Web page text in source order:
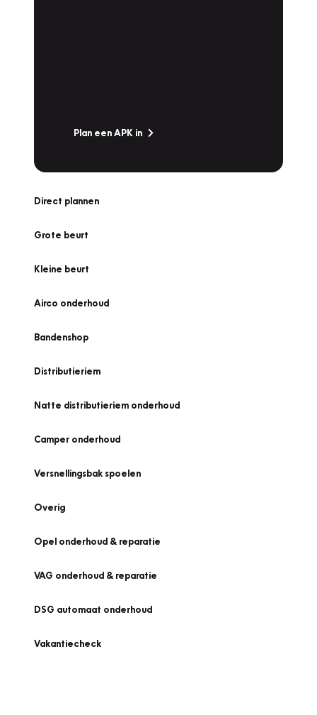
Plan een APK in
Direct plannen
Grote beurt
Kleine beurt
Airco onderhoud
Bandenshop
Distributieriem
Natte distributieriem onderhoud
Camper onderhoud
Versnellingsbak spoelen
Overig
Opel onderhoud & reparatie
VAG onderhoud & reparatie
DSG automaat onderhoud
Vakantiecheck